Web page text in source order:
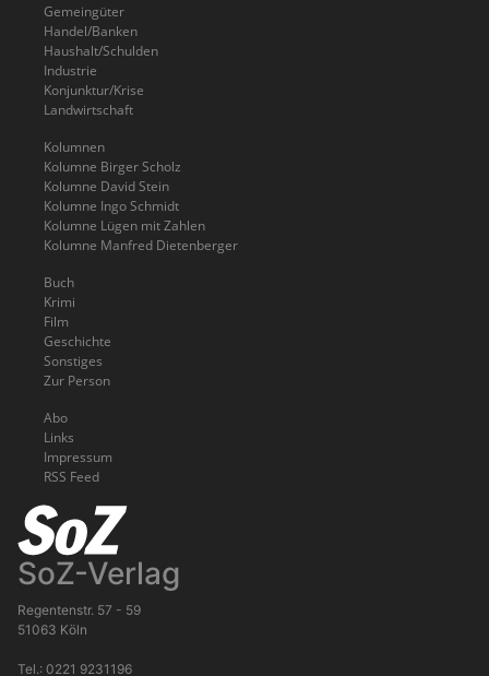
Gemeingüter
Handel/Banken
Haushalt/Schulden
Industrie
Konjunktur/Krise
Landwirtschaft
Kolumnen
Kolumne Birger Scholz
Kolumne David Stein
Kolumne Ingo Schmidt
Kolumne Lügen mit Zahlen
Kolumne Manfred Dietenberger
Buch
Krimi
Film
Geschichte
Sonstiges
Zur Person
Abo
Links
Impressum
RSS Feed
SoZ-Verlag
Regentenstr. 57 - 59
51063 Köln
Tel.: 0221 9231196